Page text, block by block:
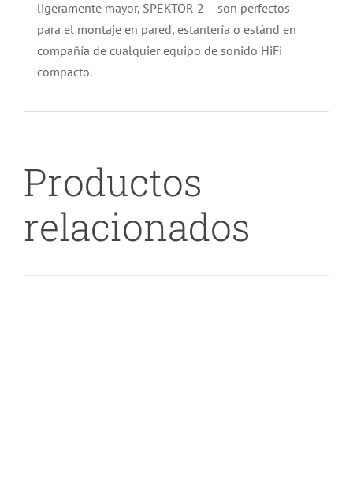
ligeramente mayor, SPEKTOR 2 – son perfectos
para el montaje en pared, estantería o estánd en
compañía de cualquier equipo de sonido HiFi
compacto.
Productos
relacionados